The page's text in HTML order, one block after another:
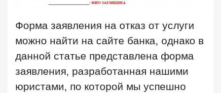
Форма заявления на отказ от услуги
можно найти на сайте банка, однако в
данной статье представлена форма
заявления, разработанная нашими
юристами, по которой мы успешно